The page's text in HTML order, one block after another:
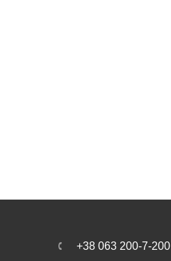
+38 063 200-7-200